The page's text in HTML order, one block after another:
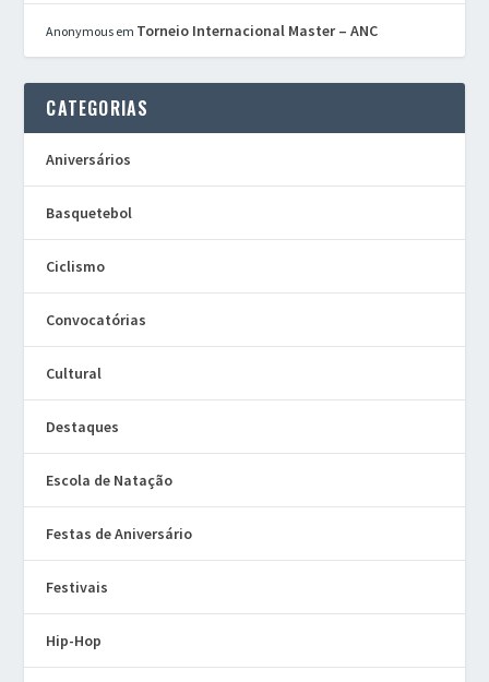
Anonymous em Torneio Internacional Master – ANC
CATEGORIAS
Aniversários
Basquetebol
Ciclismo
Convocatórias
Cultural
Destaques
Escola de Natação
Festas de Aniversário
Festivais
Hip-Hop